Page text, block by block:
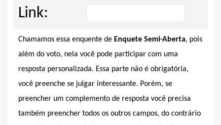
Link:
Chamamos essa enquente de Enquete Semi-Aberta, pois
além do voto, nela você pode participar com uma
resposta personalizada. Essa parte não é obrigatória,
você preenche se julgar interessante. Porém, se
preencher um complemento de resposta você precisa
também preencher todos os outros campos, do contrário